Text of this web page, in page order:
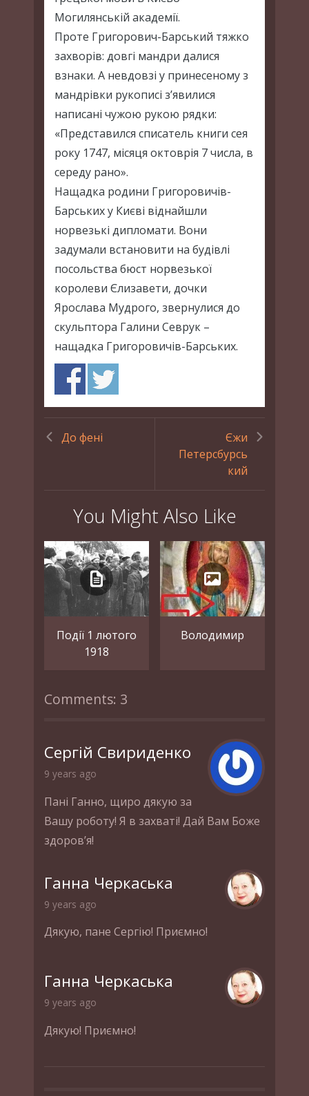
Могилянській академії.
Проте Григорович-Барський тяжко
захворів: довгі мандри далися
взнаки. А невдовзі у принесеному з
мандрівки рукописі з’явилися
написані чужою рукою рядки:
«Представился списатель книги сея
року 1747, місяця октоврія 7 числа, в
середу рано».
Нащадка родини Григоровичів-
Барських у Києві віднайшли
норвезькі дипломати. Вони
задумали встановити на будівлі
посольства бюст норвезької
королеви Єлизавети, дочки
Ярослава Мудрого, звернулися до
скульптора Галини Севрук –
нащадка Григоровичів-Барських.
До фені
Єжи
Петерсбурсь
кий
You Might Also Like
Події 1 лютого
1918
Володимир
Comments: 3
Сергій Свириденко
9 years ago
Пані Ганно, щиро дякую за
Вашу роботу! Я в захваті! Дай Вам Боже
здоров’я!
Ганна Черкаська
9 years ago
Дякую, пане Сергію! Приємно!
Ганна Черкаська
9 years ago
Дякую! Приємно!